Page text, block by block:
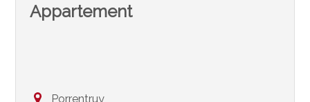
Appartement
Porrentruy